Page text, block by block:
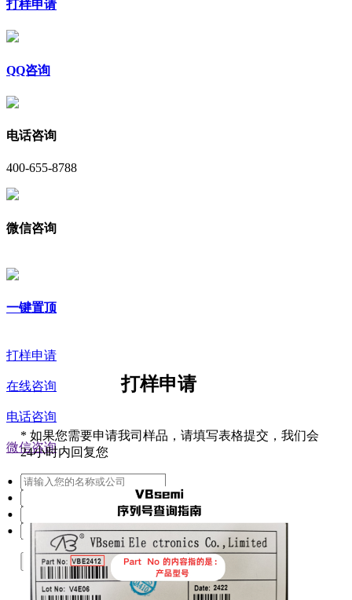
打样申请
QQ咨询
电话咨询
400-655-8788
微信咨询
一键置顶
打样申请
在线咨询
电话咨询
微信咨询
打样申请
* 如果您需要申请我司样品，请填写表格提交，我们会
24小时内回复您
提交